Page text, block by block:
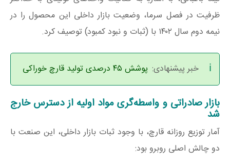
ظرفیت در فصل سرما، وضعیت بازار داخلی این محصول را در
نیمه دوم سال ۱۴۰۲ با (ثبات و نبود کمبود) توصیف کرد.
خبر پیشنهادی: پوشش ۴۵ درصدی تولید قارچ خوراکی
بازار صادراتی و واسطه‌گری مواد اولیه از دسترس خارج
شد
آمار توزیع روزانه قارچ، با وجود ثبات بازار داخلی، این صنعت با
دو چالش اصلی روبرو بود: